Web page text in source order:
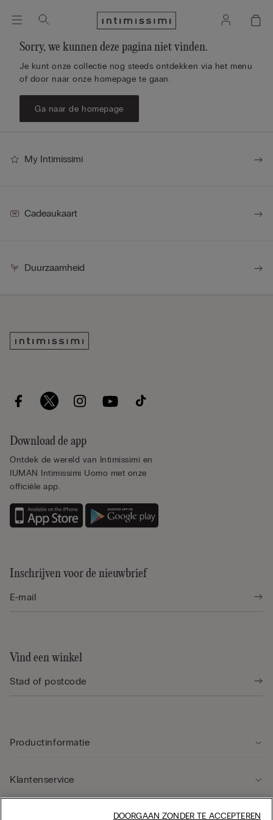
Sorry, we kunnen deze pagina niet vinden.
Je kunt onze collectie nog steeds ontdekken via het menu
of door naar onze homepage te gaan.
Ga naar de homepage
My Intimissimi
Cadeaukaart
Duurzaamheid
Download de app
Ontdek de wereld van Intimissimi en
IUMAN Intimissimi Uomo met onze
officiële app.
Inschrijven voor de nieuwbrief
Vind een winkel
Productinformatie
Klantenservice
DOORGAAN ZONDER TE ACCEPTEREN